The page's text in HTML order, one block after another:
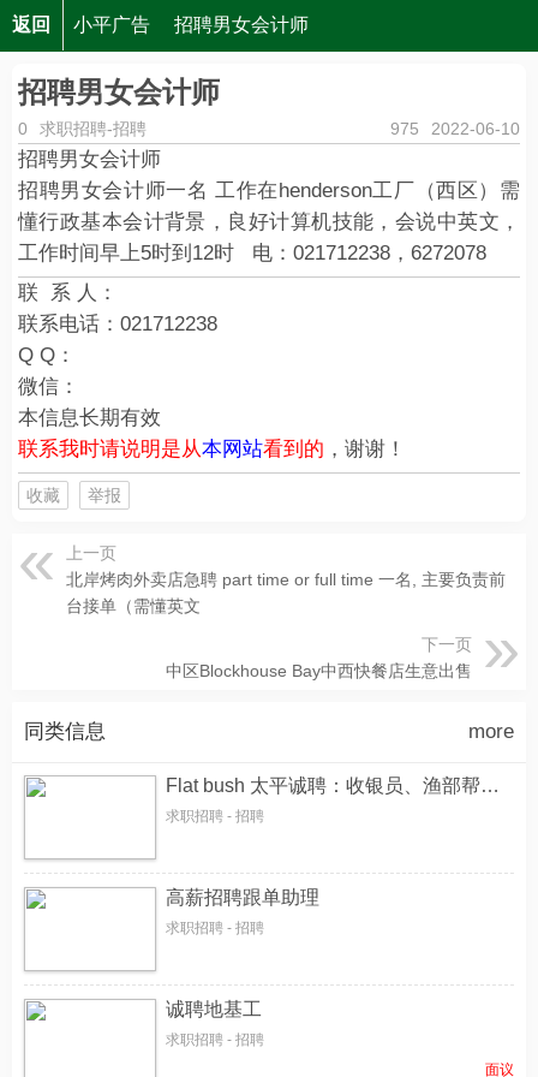
返回 小平广告 招聘男女会计师
招聘男女会计师
0 求职招聘-招聘 975 2022-06-10
招聘男女会计师
招聘男女会计师一名 工作在henderson工厂（西区）需
懂行政基本会计背景，良好计算机技能，会说中英文，
工作时间早上5时到12时 电：021712238，6272078
联 系 人：
联系电话： 021712238
Q Q：
微信：
本信息长期有效
联系我时请说明是从本网站看到的 ，谢谢！
收藏 举报
上一页
北岸烤肉外卖店急聘 part time or full time 一名, 主要负责前
台接单（需懂英文
下一页
中区Blockhouse Bay中西快餐店生意出售
同类信息 more
Flat bush 太平诚聘：收银员、渔部帮工各一名
求职招聘 - 招聘
高薪招聘跟单助理
求职招聘 - 招聘
诚聘地基工
求职招聘 - 招聘
面议